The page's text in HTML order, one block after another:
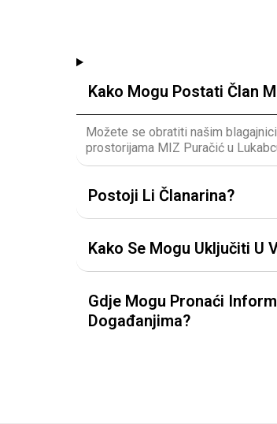
Kako Mogu Postati Član
Možete se obratiti našim
prostorijama MIZ Puračić u
Postoji Li Članarina?
Kako Se Mogu Uključiti U
Gdje Mogu Pronaći
Događanjima?